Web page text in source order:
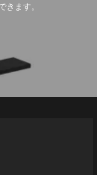
きます。